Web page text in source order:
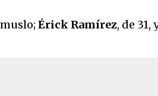
Érick Ramírez, de 31,